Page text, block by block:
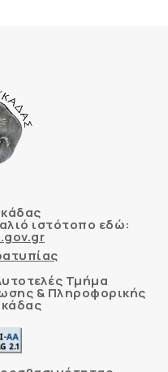
ιστότοπο εδώ:
Τμήμα
& Πληροφορικής